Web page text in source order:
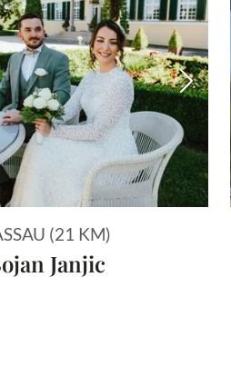
(21 KM)
Janjic